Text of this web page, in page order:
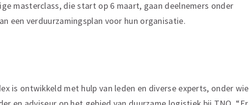
masterclass, die start op 6 maart, gaan deelnemers onder
een verduurzamingsplan voor hun organisatie.
is ontwikkeld met hulp van leden en diverse experts, onder wie